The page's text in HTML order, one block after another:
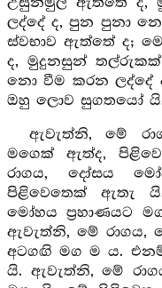
ලද්දේ ද, පුන පුනා
ස්වභාව ඇත්තේ ද;
ද, මුදුනසුන්
නො වීම කරන ලද්දේ
ඔහු ලොව සුගතයෝ
ඇවැත්නි, මේ
මගෙක් ඇත්ද,
රාගය, දෝසය
පිළිවෙතෙක් ඇතැ
මෝහය ප්‍රහාණයට
ඇවැත්නි, මේ රාගය,
අටගඟි මග ම ය.
යි. ඇවැත්නි, මේ